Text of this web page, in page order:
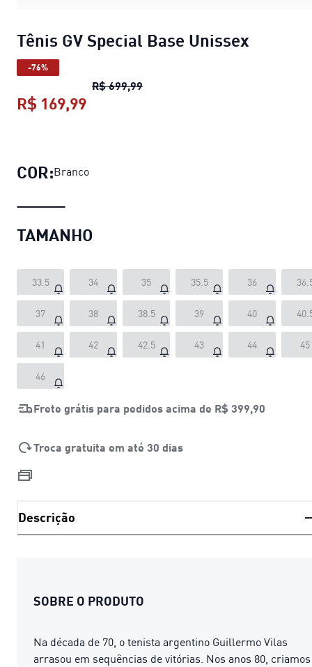
Tênis GV Special Base Unissex
-76%
R$ 699,99Tênis GV Special Base Unissex
R$ 169,99
COR:Branco
TAMANHO
33.5 34 35 35.5 36
37 38 38.5 39 40
41 42 42.5 43 44 45
46
Frete grátis para pedidos acima de R$ 399,90
Troca gratuita em até 30 dias
Descrição
SOBRE O PRODUTO
Na década de 70, o tenista argentino Guillermo Vilas
arrasou em sequências de vitórias. Nos anos 80, criamos